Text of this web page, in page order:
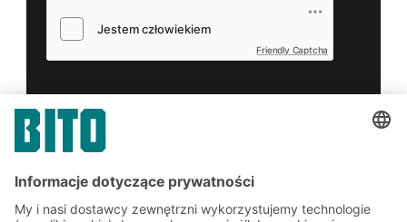
Friendly Captcha
Zgłoś